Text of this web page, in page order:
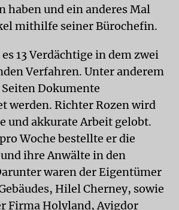
haben und ein anderes Mal
mithilfe seiner Bürochefin.
13 Verdächtige in dem zwei
Verfahren. Unter anderem
Dokumente
werden. Richter Rozen wird
und akkurate Arbeit gelobt.
Woche bestellte er die
ihre Anwälte in den
waren der Eigentümer
Hilel Cherney, sowie
Firma Holyland, Avigdor